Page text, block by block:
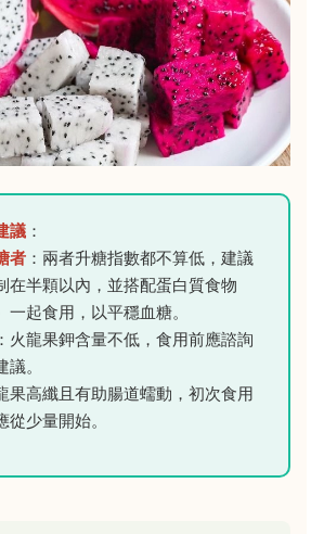
議 ：
者 ：兩者升糖指數都不算低，建議
在半顆以內，並搭配蛋白質食物
一起食用，以平穩血糖。
：火龍果鉀含量不低，食用前應諮詢
。
果高纖且有助腸道蠕動，初次食用
少量開始。